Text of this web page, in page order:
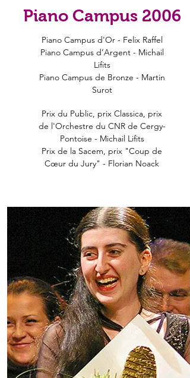
Piano Campus 2006
Piano Campus d'Or - Felix Raffel
Piano Campus d’Argent - Michail
Lifits
Piano Campus de Bronze - Martin
Surot
Prix du Public, prix Classica, prix
de l'Orchestre du CNR de Cergy-
Pontoise - Michail Lifits
Prix de la Sacem, prix "Coup de
Cœur du Jury" - Florian Noack